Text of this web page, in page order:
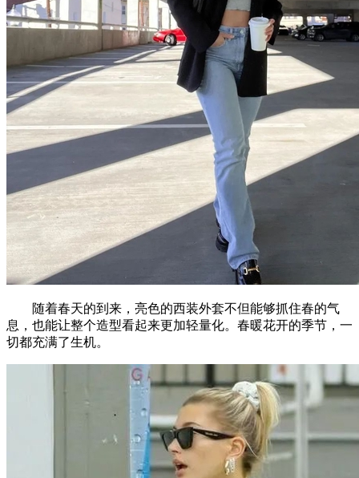
随着春天的到来，亮色的西装外套不但能够抓住春的气
息，也能让整个造型看起来更加轻量化。春暖花开的季节，一
切都充满了生机。